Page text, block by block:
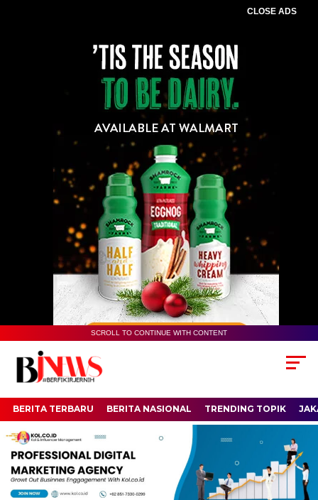
CLOSE ADS
SCROLL TO CONTINUE WITH CONTENT
BERITA TERBARU BERITA NASIONAL TRENDING TOPIK